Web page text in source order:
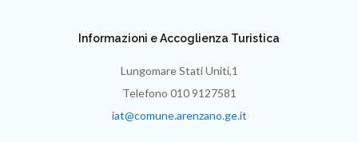
Informazioni e Accoglienza Turistica
Lungomare Stati Uniti,1
Telefono 010 9127581
iat@comune.arenzano.ge.it